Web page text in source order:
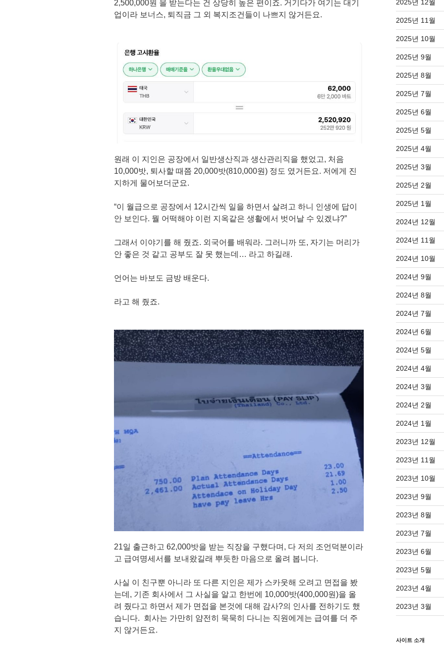
2,500,000원 을 받는다는 건 상당히 높은 편이죠. 거기다가 여기는 대기
업이라 보너스, 퇴직금 그 외 복지조건들이 나쁘지 않거든요.
원래 이 지인은 공장에서 일반생산직과 생산관리직을 했었고, 처음
10,000밧, 퇴사할 때쯤 20,000밧(810,000원) 정도 였거든요. 저에게 진
지하게 물어보더군요.
“이 월급으로 공장에서 12시간씩 일을 하면서 살려고 하니 인생에 답이
안 보인다. 뭘 어떡해야 이런 지옥같은 생활에서 벗어날 수 있겠냐?”
그래서 이야기를 해 줬죠. 외국어를 배워라. 그러니까 또, 자기는 머리가
안 좋은 것 같고 공부도 잘 못 했는데… 라고 하길래.
언어는 바보도 금방 배운다.
라고 해 줬죠.
21일 출근하고 62,000밧을 받는 직장을 구했다며, 다 저의 조언덕분이라
고 급여명세서를 보내왔길래 뿌듯한 마음으로 올려 봅니다.
사실 이 친구뿐 아니라 또 다른 지인은 제가 스카웃해 오려고 면접을 봤
는데, 기존 회사에서 그 사실을 알고 한번에 10,000밧(400,000원)을 올
려 줬다고 하면서 제가 면접을 본것에 대해 감사?의 인사를 전하기도 했
습니다. 회사는 가만히 얌전히 묵묵히 다니는 직원에게는 급여를 더 주
지 않거든요.
2025년 12월
2025년 11월
2025년 10월
2025년 9월
2025년 8월
2025년 7월
2025년 6월
2025년 5월
2025년 4월
2025년 3월
2025년 2월
2025년 1월
2024년 12월
2024년 11월
2024년 10월
2024년 9월
2024년 8월
2024년 7월
2024년 6월
2024년 5월
2024년 4월
2024년 3월
2024년 2월
2024년 1월
2023년 12월
2023년 11월
2023년 10월
2023년 9월
2023년 8월
2023년 7월
2023년 6월
2023년 5월
2023년 4월
2023년 3월
사이트 소개